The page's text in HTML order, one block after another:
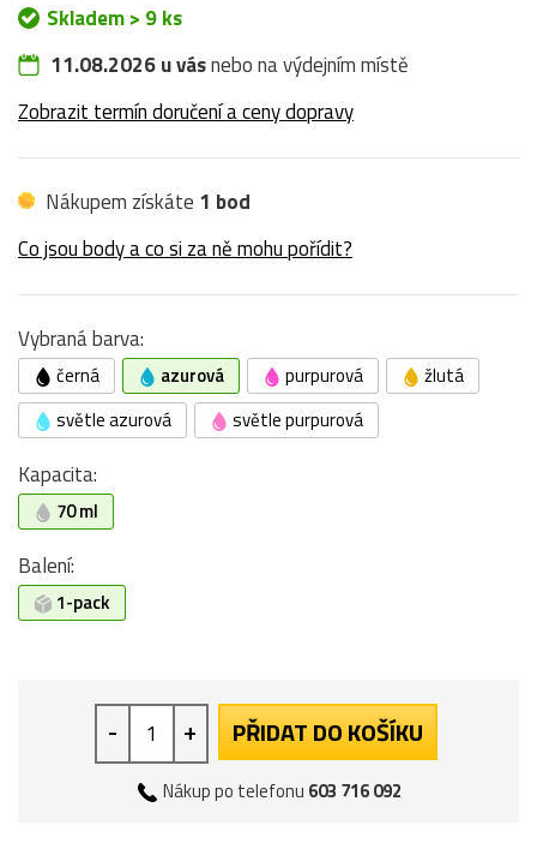
Skladem > 9 ks
11.08.2026 u vásnebo na výdejním místě
Zobrazit termín doručení a ceny dopravy
Nákupem získáte 1 bod
Co jsou body a co si za ně mohu pořídit?
Vybraná barva:
černá azurová purpurová
žlutá
světle azurová
světle purpurová
Kapacita:
70 ml
Balení:
1-pack
- + PŘIDAT DO KOŠÍKU
Nákup po telefonu 603 716 092